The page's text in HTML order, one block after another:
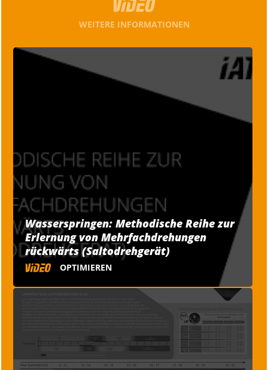
WEITERE INFORMATIONEN
Wasserspringen: Methodische Reihe zur
Erlernung von Mehrfachdrehungen
rückwärts (Saltodrehgerät)
OPTIMIEREN